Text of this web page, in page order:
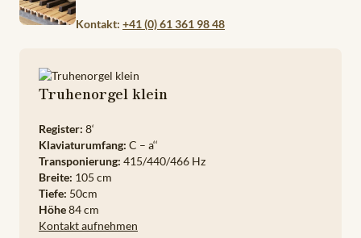
Kontakt: +41 (0) 61 361 98 48
Truhenorgel klein
Register: 8‘
Klaviaturumfang: C – a‘‘
Transponierung: 415/440/466 Hz
Breite: 105 cm
Tiefe: 50cm
Höhe84 cm
Kontakt aufnehmen